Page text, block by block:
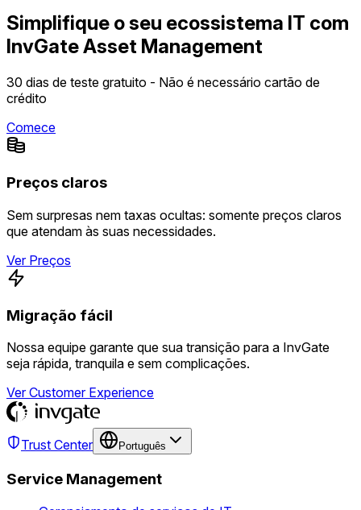
Simplifique o seu ecossistema IT com
InvGate Asset Management
30 dias de teste gratuito - Não é necessário cartão de
crédito
Comece
Preços claros
Sem surpresas nem taxas ocultas: somente preços claros
que atendam às suas necessidades.
Ver Preços
Migração fácil
Nossa equipe garante que sua transição para a InvGate
seja rápida, tranquila e sem complicações.
Ver Customer Experience
Trust Center Português
Service Management